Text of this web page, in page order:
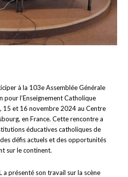
à la 103e Assemblée Générale
pour l’Enseignement Catholique
15 et 16 novembre 2024 au Centre
en France. Cette rencontre a
éducatives catholiques de
défis actuels et des opportunités
sur le continent.
a présenté son travail sur la scène